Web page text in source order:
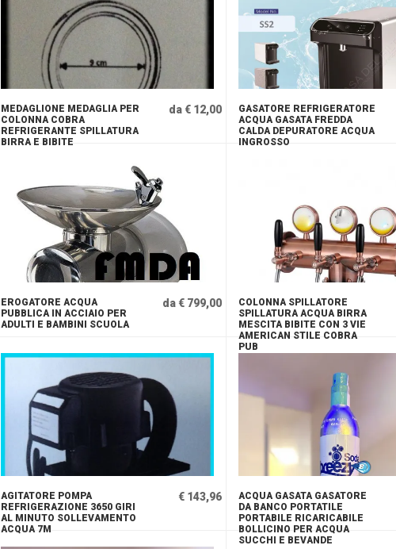
MEDAGLIONE MEDAGLIA PER
COLONNA COBRA
REFRIGERANTE SPILLATURA
BIRRA E BIBITE
da € 12,00
GASATORE REFRIGERATORE
ACQUA GASATA FREDDA
CALDA DEPURATORE ACQUA
INGROSSO
EROGATORE ACQUA
PUBBLICA IN ACCIAIO PER
ADULTI E BAMBINI SCUOLA
da € 799,00
COLONNA SPILLATORE
SPILLATURA ACQUA BIRRA
MESCITA BIBITE CON 3 VIE
AMERICAN STILE COBRA
PUB
AGITATORE POMPA
REFRIGERAZIONE 3650 GIRI
AL MINUTO SOLLEVAMENTO
ACQUA 7M
€ 143,96
ACQUA GASATA GASATORE
DA BANCO PORTATILE
PORTABILE RICARICABILE
BOLLICINO PER ACQUA
SUCCHI E BEVANDE